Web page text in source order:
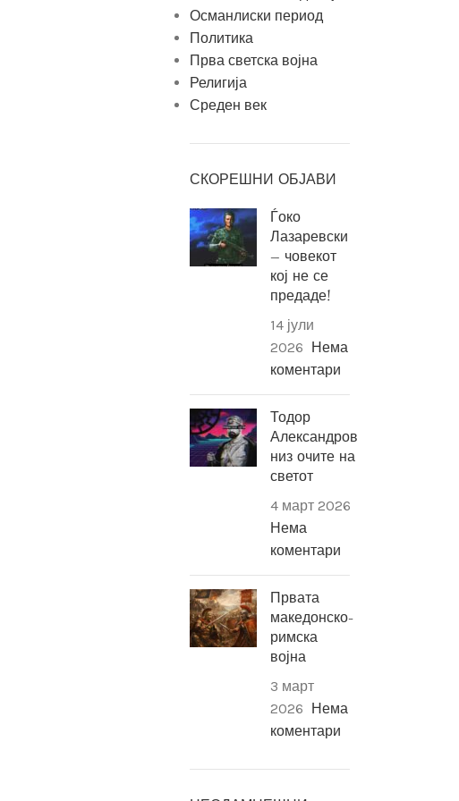
Османлиски период
Политика
Прва светска војна
Религија
Среден век
СКОРЕШНИ ОБЈАВИ
Ѓоко
Лазаревски
– човекот
кој не се
предаде!
14 јули
2026 Нема
коментари
Тодор
Александров
низ очите на
светот
4 март 2026
Нема
коментари
Првата
македонско-
римска
војна
3 март
2026 Нема
коментари